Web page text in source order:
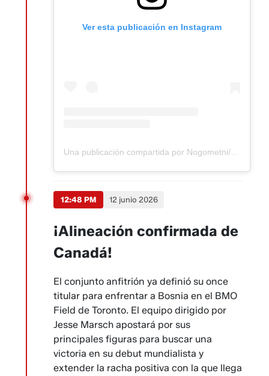
Ver esta publicación en Instagram
Una publicación compartida por Nogometni/Fudbalski savez BiH (@nfsbih_official)
12:48 PM 12 junio 2026
¡Alineación confirmada de
Canadá!
El conjunto anfitrión ya definió su once
titular para enfrentar a Bosnia en el BMO
Field de Toronto. El equipo dirigido por
Jesse Marsch apostará por sus
principales figuras para buscar una
victoria en su debut mundialista y
extender la racha positiva con la que llega